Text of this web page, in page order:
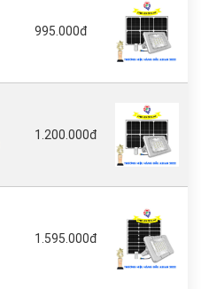
995.000đ
1.200.000đ
1.595.000đ